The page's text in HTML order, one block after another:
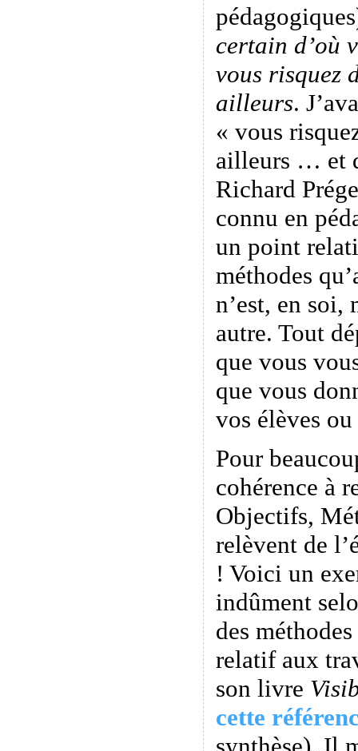
certain d’où
vous risquez
ailleurs.
« vous
ailleurs … et
Richard
connu en
un point
méthodes
n’est, en soi,
autre. Tout
que vous
que vous
vos élèves
Pour
cohérence à
Objectifs,
relèvent de
! Voici un
indûment
des
relatif aux
son livre
cette